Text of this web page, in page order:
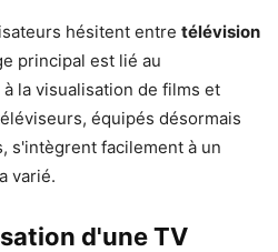
hésitent entre télévision
principal est lié au
la visualisation de films et
équipés désormais
s'intègrent facilement à un
varié.
d'une TV